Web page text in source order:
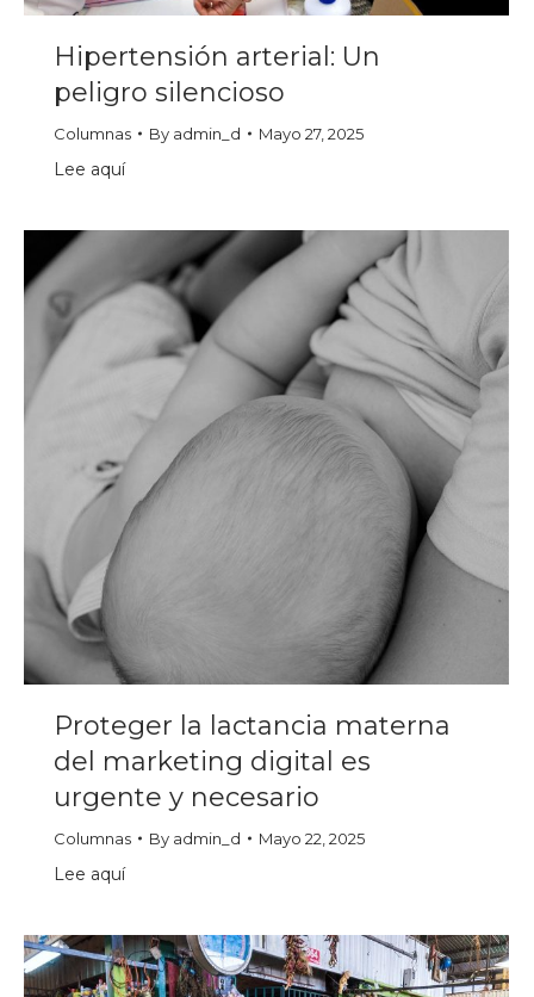
Hipertensión arterial: Un
peligro silencioso
Columnas By admin_d Mayo 27, 2025
Lee aquí
Proteger la lactancia materna
del marketing digital es
urgente y necesario
Columnas By admin_d Mayo 22, 2025
Lee aquí